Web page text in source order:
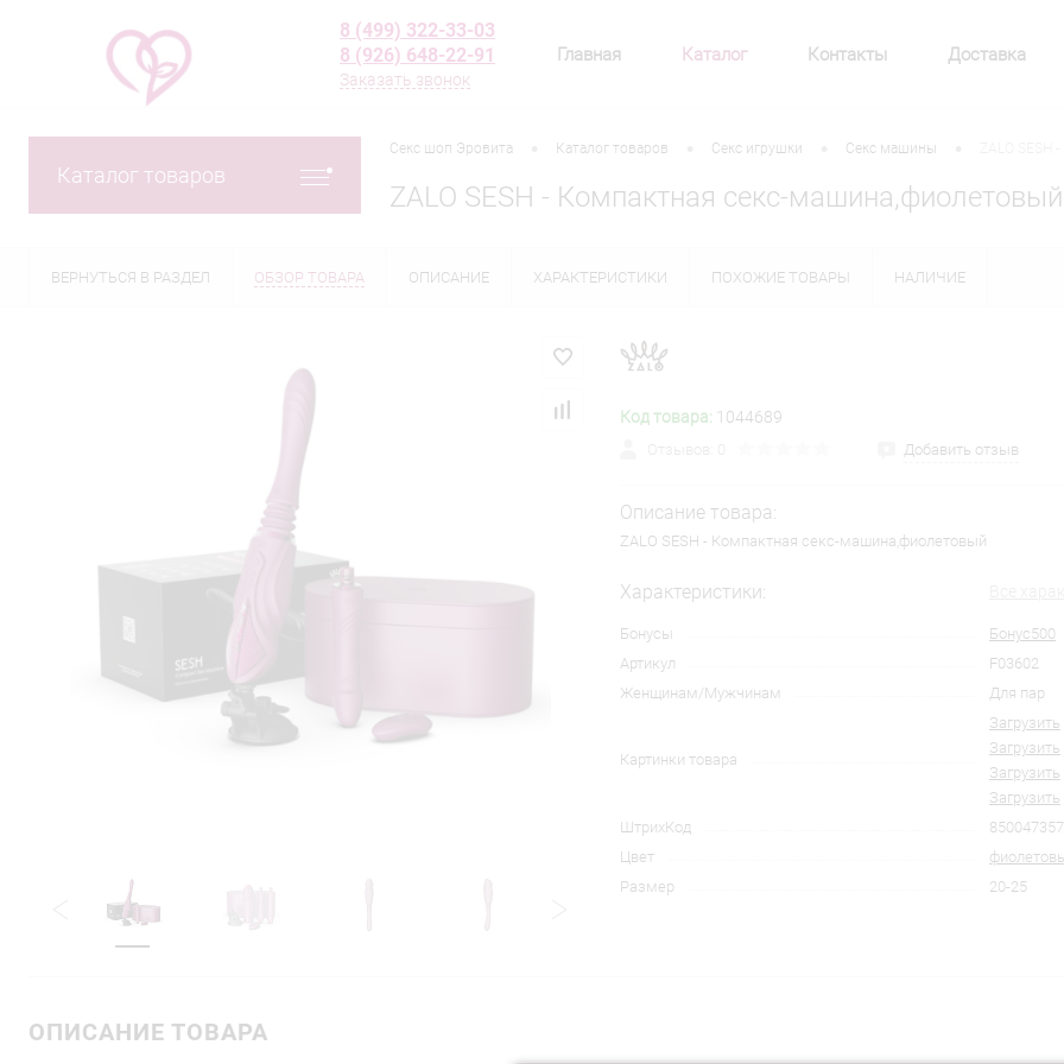
8 (499) 322-33-03
8 (926) 648-22-91
Заказать звонок
Главная Каталог Контакты Доставка
Каталог товаров
Секс шоп Эровита Каталог товаров Секс игрушки Секс машины
ZALO SESH - Компактная секс-машина,фиолетовый
ВЕРНУТЬСЯ В РАЗДЕЛ ОБЗОР ТОВАРА ОПИСАНИЕ ХАРАКТЕРИСТИКИ ПОХОЖИЕ ТОВАРЫ НАЛИЧИЕ
Код товара: 1044689
Добавить отзыв
Описание товара:
ZALO SESH - Компактная секс-машина,фиолетовый
Характеристики:
Бонусы
Бонус500
Артикул
F03602
Женщинам/Мужчинам
Для пар
Картинки товара
Загрузить
Загрузить
Загрузить
Загрузить
ШтрихКод
Цвет
Размер
20-25
ОПИСАНИЕ ТОВАРА